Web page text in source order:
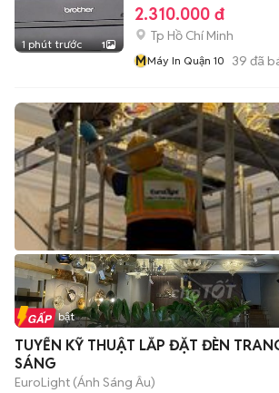
1 phút trước 1
2.310.000 đ
Tp Hồ Chí Minh
MMáy In Quận 10 39 đã
Tin nổi bật
TUYỂN KỸ THUẬT LẮP ĐẶT ĐÈN
SÁNG
EuroLight (Ánh Sáng Âu)